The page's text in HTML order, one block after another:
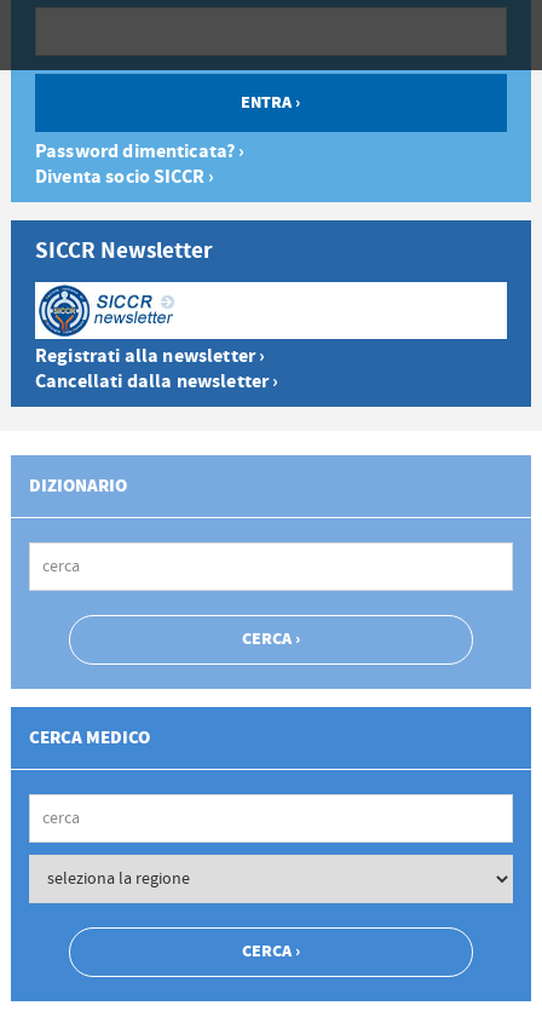
Password dimenticata? ›
Diventa socio SICCR ›
SICCR Newsletter
Registrati alla newsletter ›
Cancellati dalla newsletter ›
DIZIONARIO
CERCA MEDICO